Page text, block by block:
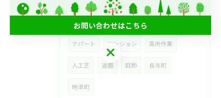
長崎市 剪定 一軒家
アパート マンション 高所作業
人工芝 造園 庭師 長与町
時津町
お問い合わせはこちら
お問い合わせはこちら